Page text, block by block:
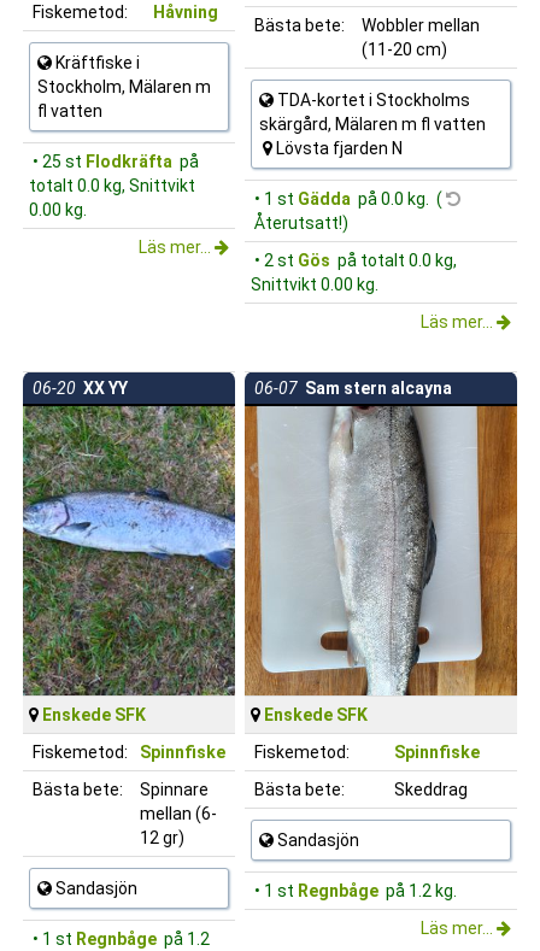
Fiskemetod:
Håvning
Kräftfiske i
Stockholm, Mälaren m
fl vatten
• 25 st Flodkräfta på
totalt 0.0 kg, Snittvikt
0.00 kg.
Läs mer...
Bästa bete:
Wobbler mellan
(11-20 cm)
TDA-kortet i Stockholms
skärgård, Mälaren m fl vatten
Lövsta fjarden N
• 1 st Gädda på 0.0 kg. (
Återutsatt!)
• 2 st Gös på totalt 0.0 kg,
Snittvikt 0.00 kg.
Läs mer...
06-20 XX YY
Enskede SFK
Fiskemetod:
Spinnfiske
Bästa bete:
Spinnare
mellan (6-
12 gr)
Sandasjön
• 1 st Regnbåge på 1.2
06-07 Sam stern alcayna
Enskede SFK
Fiskemetod:
Spinnfiske
Bästa bete:
Skeddrag
Sandasjön
• 1 st Regnbåge på 1.2 kg.
Läs mer...